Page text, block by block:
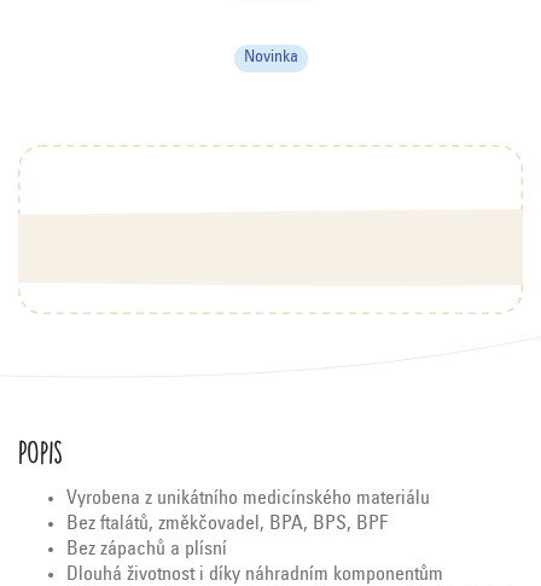
Novinka
Popis
Vyrobena z unikátního medicínského materiálu
Bez ftalátů, změkčovadel, BPA, BPS, BPF
Bez zápachů a plísní
Dlouhá životnost i díky náhradním komponentům